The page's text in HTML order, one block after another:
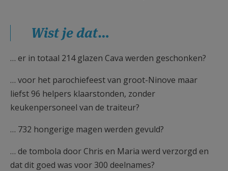
AANMELDEN OF REGISTREREN
Wist je dat…
… er in totaal 214 glazen Cava werden geschonken?
… voor het parochiefeest van groot-Ninove maar
liefst 96 helpers klaarstonden, zonder
keukenpersoneel van de traiteur?
… 732 hongerige magen werden gevuld?
… de tombola door Chris en Maria werd verzorgd en
dat dit goed was voor 300 deelnames?